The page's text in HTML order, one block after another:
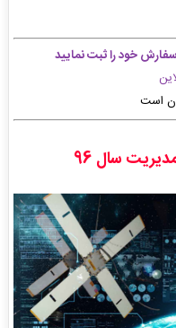
خود را ثبت نمایید
است
سال 96